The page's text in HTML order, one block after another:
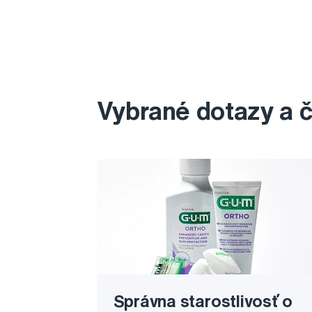
Vybrané dotazy a
Správna starostlivosť o